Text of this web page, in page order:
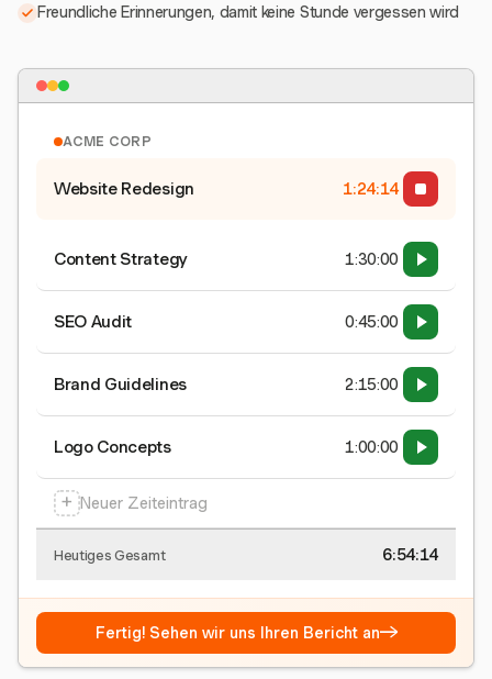
Freundliche Erinnerungen, damit keine Stunde vergessen wird
ACME CORP
Website Redesign 1:24:15
Content Strategy 1:30:00
SEO Audit 0:45:00
Brand Guidelines 2:15:00
Logo Concepts 1:00:00
+ Neuer Zeiteintrag
Heutiges Gesamt 6:54:15
Fertig! Sehen wir uns Ihren Bericht an→